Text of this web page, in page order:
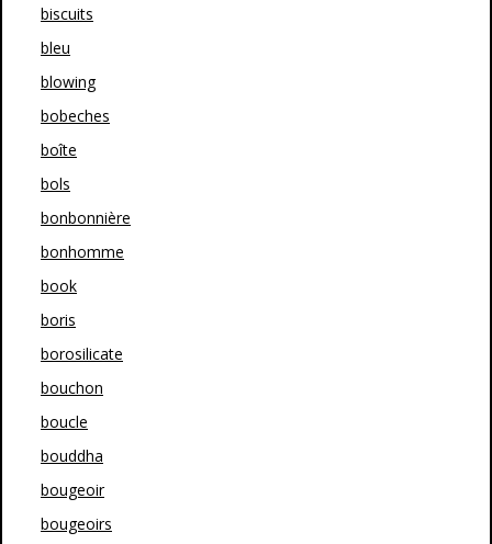
biscuits
bleu
blowing
bobeches
boîte
bols
bonbonnière
bonhomme
book
boris
borosilicate
bouchon
boucle
bouddha
bougeoir
bougeoirs